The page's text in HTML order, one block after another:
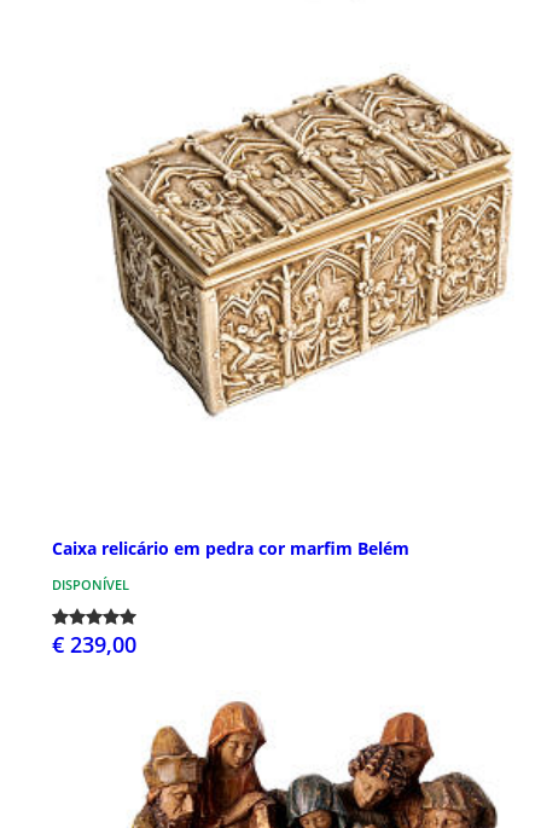
Caixa relicário em pedra cor marfim Belém
DISPONÍVEL
€ 239,00